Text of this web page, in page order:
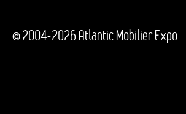
© 2004-2026 Atlantic Mobilier Expo